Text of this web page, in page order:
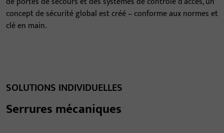
concept de sécurité global est créé – conforme aux normes et
clé en main.
SOLUTIONS INDIVIDUELLES
Serrures mécaniques